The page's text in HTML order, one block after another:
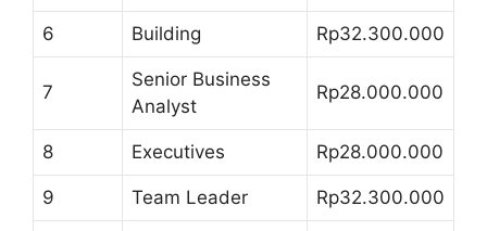
6 Building Rp32.300.000
7
Senior Business
Analyst
Rp28.000.000
8 Executives Rp28.000.000
9 Team Leader Rp32.300.000